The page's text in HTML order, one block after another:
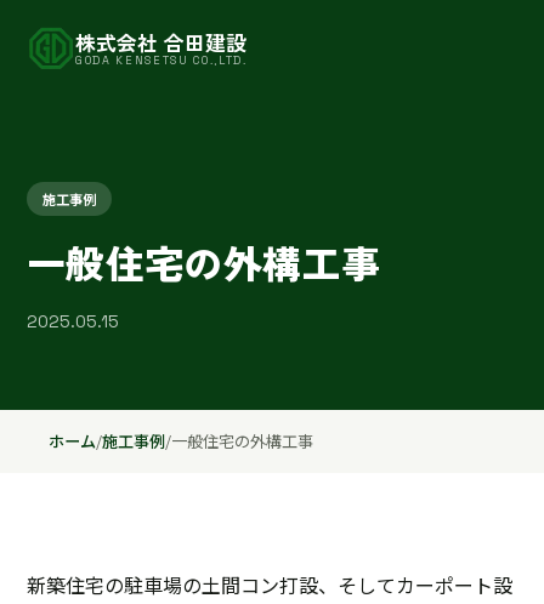
株式会社 合田建設
GODA KENSETSU CO.,LTD.
施工事例
一般住宅の外構工事
2025.05.15
ホーム/施工事例/一般住宅の外構工事
新築住宅の駐車場の土間コン打設、そしてカーポート設